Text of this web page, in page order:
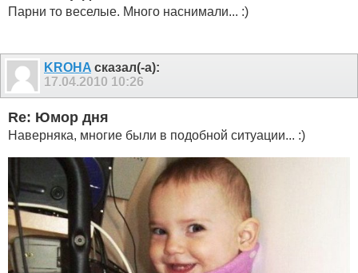
Парни то веселые. Много наснимали... :)
KROHA сказал(-а):
17.04.2010 10:26
Re: Юмор дня
Наверняка, многие были в подобной ситуации... :)